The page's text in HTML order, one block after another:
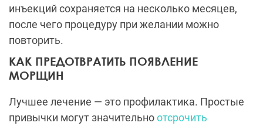
инъекций сохраняется на несколько месяцев,
после чего процедуру при желании можно
повторить.
КАК ПРЕДОТВРАТИТЬ ПОЯВЛЕНИЕ
МОРЩИН
Лучшее лечение — это профилактика. Простые
привычки могут значительноотсрочить